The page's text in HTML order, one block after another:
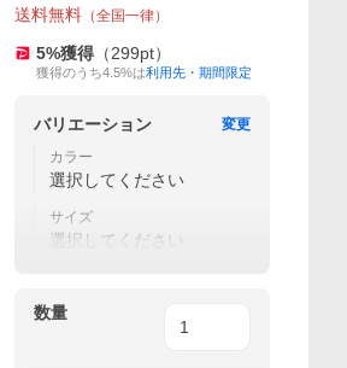
送料無料 （全国一律）
5%獲得 （299pt）
獲得のうち4.5%は利用先・期間限定
バリエーション
変更
カラー
選択してください
サイズ
選択してください
数量